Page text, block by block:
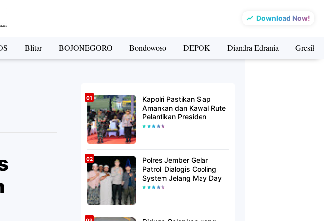
Download Now!
Blitar BOJONEGORO Bondowoso DEPOK Diandra Edrania Gresik
Kapolri Pastikan Siap
Amankan dan Kawal Rute
Pelantikan Presiden
Polres Jember Gelar
Patroli Dialogis Cooling
System Jelang May Day